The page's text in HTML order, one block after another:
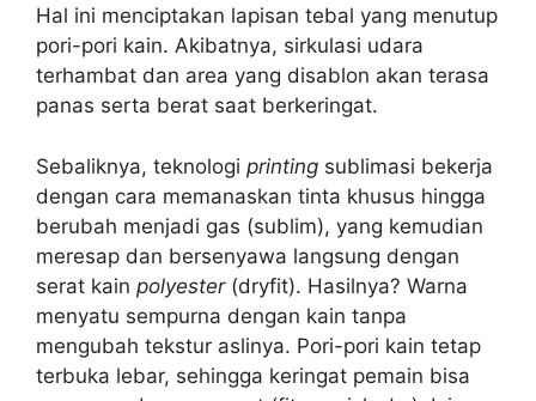
Hal ini menciptakan lapisan tebal yang menutup
pori-pori kain. Akibatnya, sirkulasi udara
terhambat dan area yang disablon akan terasa
panas serta berat saat berkeringat.
Sebaliknya, teknologi printing sublimasi bekerja
dengan cara memanaskan tinta khusus hingga
berubah menjadi gas (sublim), yang kemudian
meresap dan bersenyawa langsung dengan
serat kain polyester(dryfit). Hasilnya? Warna
menyatu sempurna dengan kain tanpa
mengubah tekstur aslinya. Pori-pori kain tetap
terbuka lebar, sehingga keringat pemain bisa